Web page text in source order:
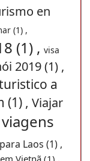
en
(1) ,
(1) , visa
2019 (1) ,
a
(1) , Viajar
Laos (1) ,
Vietnã (1) ,